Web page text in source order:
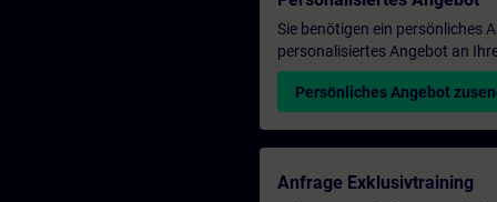
Sie benötigen ein persönliches
personalisiertes Angebot an
Persönliches Angebot
Anfrage Exklusivtraining